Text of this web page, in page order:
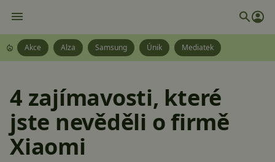
Akce Alza Samsung Únik Mediatek
4 zajímavosti, které
jste nevěděli o firmě
Xiaomi